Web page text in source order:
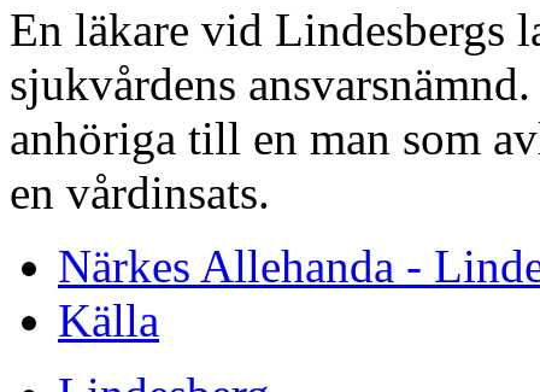
En läkare vid Lindesbergs
sjukvårdens
anhöriga till en man som
en vårdinsats.
Närkes Allehanda -
Källa